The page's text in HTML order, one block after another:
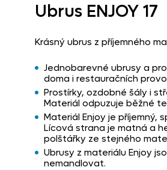
Ubrus ENJOY 17
Krásný ubrus z příjemného
Jednobarevné ubrusy a
doma i restauračních
Prostírky, ozdobné šály i
Materiál odpuzuje běžné
Materiál Enjoy je příjemný,
Lícová strana je matná a
polštářky ze stejného
Ubrusy z materiálu Enjoy
nemandlovat.